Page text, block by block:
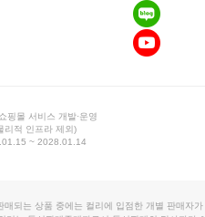
핑몰 서비스 개발·운영
리적 인프라 제외)
~ 2028.01.14
매되는 상품 중에는 컬리에 입점한 개별 판매자